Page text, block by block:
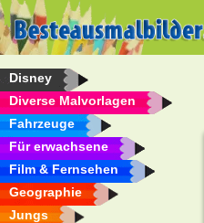
Disney
Diverse Malvorlagen
Fahrzeuge
Für erwachsene
Film & Fernsehen
Geographie
Jungs